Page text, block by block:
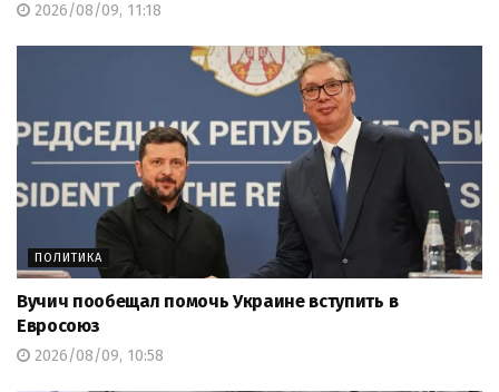
2026/08/09, 11:18
ПОЛИТИКА
Вучич пообещал помочь Украине вступить в
Евросоюз
2026/08/09, 10:58